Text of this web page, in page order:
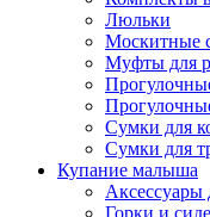
Люльки
Москитные
Муфты для
Сумки для
Сумки для
Купание малыша
Аксессуары
Горки и